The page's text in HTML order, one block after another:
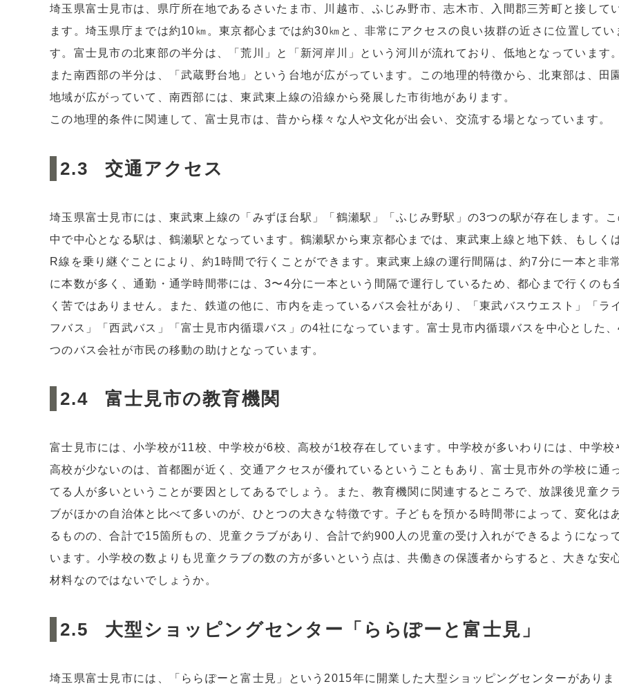
埼玉県富士見市は、県庁所在地であるさいたま市、川越市、ふじみ野市、志木市、入間郡三芳町と接して
ます。埼玉県庁までは約10㎞。東京都心までは約30㎞と、非常にアクセスの良い抜群の近さに位置してい
す。富士見市の北東部の半分は、「荒川」と「新河岸川」という河川が流れており、低地となっています。
また南西部の半分は、「武蔵野台地」という台地が広がっています。この地理的特徴から、北東部は、田園
地域が広がっていて、南西部には、東武東上線の沿線から発展した市街地があります。
この地理的条件に関連して、富士見市は、昔から様々な人や文化が出会い、交流する場となっています。
交通アクセス
埼玉県富士見市には、東武東上線の「みずほ台駅」「鶴瀬駅」「ふじみ野駅」の3つの駅が存在します。こ
中で中心となる駅は、鶴瀬駅となっています。鶴瀬駅から東京都心までは、東武東上線と地下鉄、もしく
R線を乗り継ぐことにより、約1時間で行くことができます。東武東上線の運行間隔は、約7分に一本と非常
に本数が多く、通勤・通学時間帯には、3〜4分に一本という間隔で運行しているため、都心まで行くのも
く苦ではありません。また、鉄道の他に、市内を走っているバス会社があり、「東武バスウエスト」「ライ
フバス」「西武バス」「富士見市内循環バス」の4社になっています。富士見市内循環バスを中心とした
つのバス会社が市民の移動の助けとなっています。
富士見市の教育機関
富士見市には、小学校が11校、中学校が6校、高校が1校存在しています。中学校が多いわりには、中学校
高校が少ないのは、首都圏が近く、交通アクセスが優れているということもあり、富士見市外の学校に通
てる人が多いということが要因としてあるでしょう。また、教育機関に関連するところで、放課後児童ク
ブがほかの自治体と比べて多いのが、ひとつの大きな特徴です。子どもを預かる時間帯によって、変化は
るものの、合計で15箇所もの、児童クラブがあり、合計で約900人の児童の受け入れができるようになっ
います。小学校の数よりも児童クラブの数の方が多いという点は、共働きの保護者からすると、大きな安
材料なのではないでしょうか。
大型ショッピングセンター「ららぽーと富士見」
埼玉県富士見市には、「ららぽーと富士見」という2015年に開業した大型ショッピングセンターがありま